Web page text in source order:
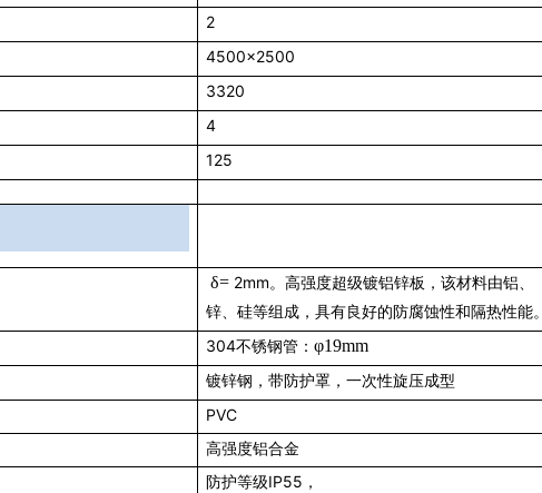
2
4500x2500
3320
4
125
δ= 2mm 。高强度超级镀铝锌板，该材料由铝、
锌、硅等组成，具有良好的防腐蚀性和隔热性能。
304不锈钢管： φ19mm
镀锌钢，带防护罩，一次性旋压成型
PVC
高强度铝合金
防护等级IP55，